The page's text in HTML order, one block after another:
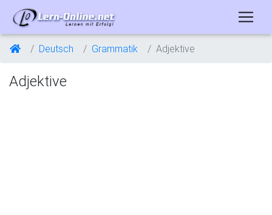
Deutsch Grammatik Adjektive
Adjektive